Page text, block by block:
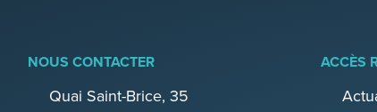
NOUS CONTACTER
Quai Saint-Brice, 35
ACCÈS